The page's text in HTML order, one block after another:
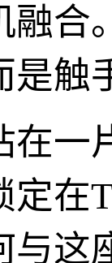
融合
是触
在一
定在
与这